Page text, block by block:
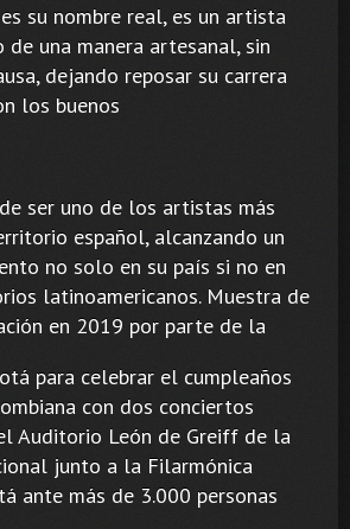
es su nombre real, es un artista
de una manera artesanal, sin
dejando reposar su carrera
los buenos
ser uno de los artistas más
español, alcanzando un
no solo en su país si no en
latinoamericanos. Muestra de
en 2019 por parte de la
para celebrar el cumpleaños
con dos conciertos
Auditorio León de Greiff de la
junto a la Filarmónica
ante más de 3.000 personas